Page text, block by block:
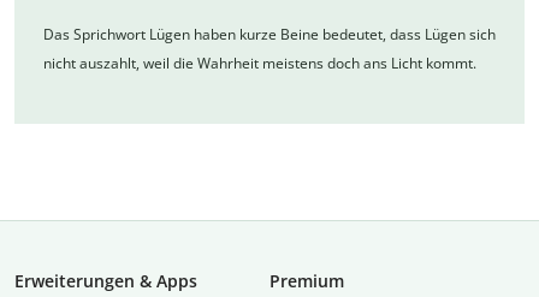
Das Sprichwort Lügen haben kurze Beine bedeutet, dass Lügen sich
nicht auszahlt, weil die Wahrheit meistens doch ans Licht kommt.
Erweiterungen & Apps
Premium